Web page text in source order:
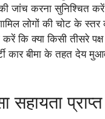
जांच करना सुनिश्चित
लोगों की चोट के
कि क्या किसी तीसरे
कार बीमा के तहत देय
सहायता